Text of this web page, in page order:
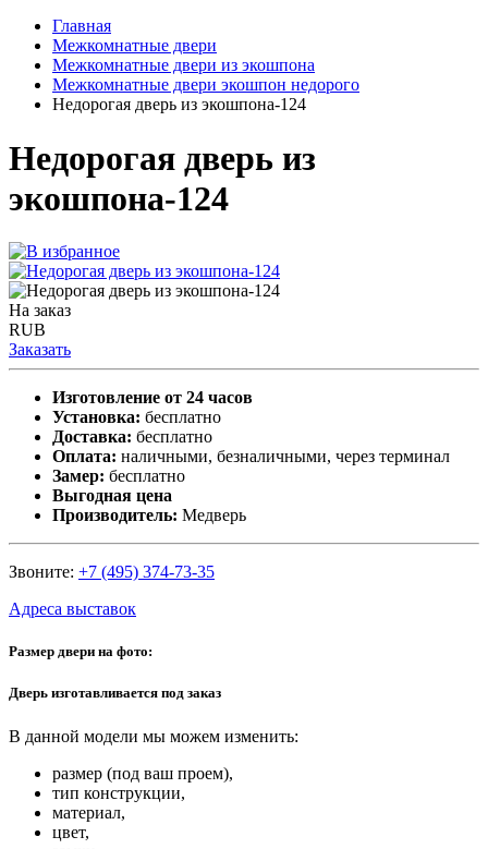
Главная
Межкомнатные двери
Межкомнатные двери из экошпона
Межкомнатные двери экошпон недорого
Недорогая дверь из экошпона-124
Недорогая дверь из
экошпона-124
На заказ
RUB
Заказать
Изготовление от 24 часов
Установка: бесплатно
Доставка: бесплатно
Оплата: наличными, безналичными, через терминал
Замер: бесплатно
Выгодная цена
Производитель: Медверь
Звоните: +7 (495) 374-73-35
Адреса выставок
Размер двери на фото:
Дверь изготавливается под заказ
В данной модели мы можем изменить:
размер (под ваш проем),
тип конструкции,
материал,
цвет,